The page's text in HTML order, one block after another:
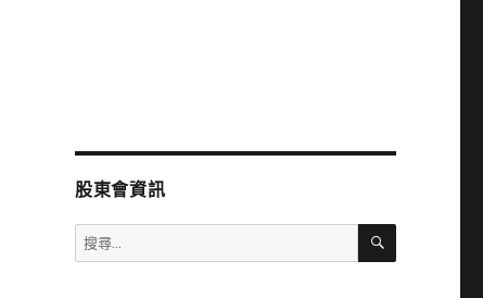
股東會資訊
搜
尋
搜